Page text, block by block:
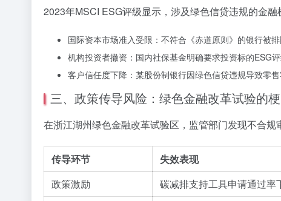
2023年MSCI ESG评级显示，涉及绿色信贷违规的金
国际资本市场准入受限：不符合《赤道原则》的银行被
机构投资者撤资：国内社保基金明确要求投资标的ESG
客户信任度下降：某股份制银行因绿色信贷违规导致零
三、政策传导风险：绿色金融改革试验的
在浙江湖州绿色金融改革试验区，监管部门发现不合规
传导环节 失效表现
政策激励
碳减排支持工具申请通过率